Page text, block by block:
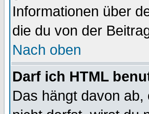
Informationen über
die du von der
Nach oben
Darf ich HTML
Das hängt davon